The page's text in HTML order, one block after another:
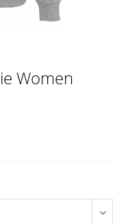
Women